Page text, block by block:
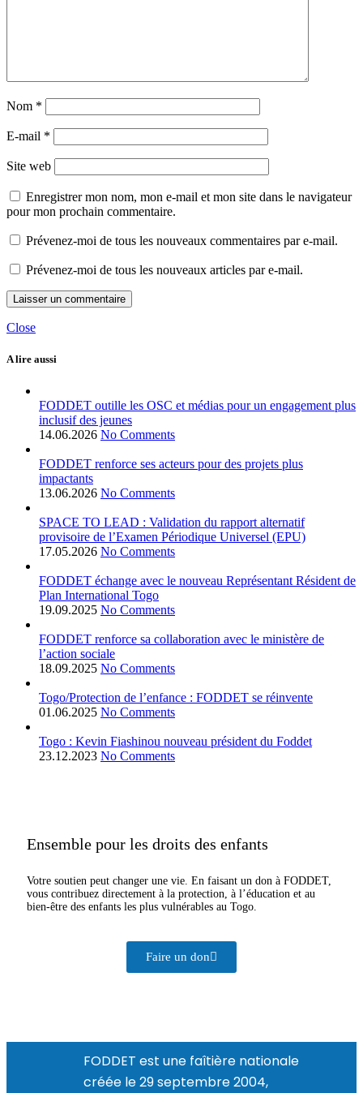
Nom *
E-mail *
Site web
Enregistrer mon nom, mon e-mail et mon site dans le navigateur
pour mon prochain commentaire.
Prévenez-moi de tous les nouveaux commentaires par e-mail.
Prévenez-moi de tous les nouveaux articles par e-mail.
Close
A lire aussi
FODDET outille les OSC et médias pour un engagement plus
inclusif des jeunes
14.06.2026 No Comments
FODDET renforce ses acteurs pour des projets plus
impactants
13.06.2026 No Comments
SPACE TO LEAD : Validation du rapport alternatif
provisoire de l’Examen Périodique Universel (EPU)
17.05.2026 No Comments
FODDET échange avec le nouveau Représentant Résident de
Plan International Togo
19.09.2025 No Comments
FODDET renforce sa collaboration avec le ministère de
l’action sociale
18.09.2025 No Comments
Togo/Protection de l’enfance : FODDET se réinvente
01.06.2025 No Comments
Togo : Kevin Fiashinou nouveau président du Foddet
23.12.2023 No Comments
Ensemble pour les droits des enfants
Votre soutien peut changer une vie. En faisant un don à FODDET,
vous contribuez directement à la protection, à l’éducation et au
bien-être des enfants les plus vulnérables au Togo.
Faire un don
FODDET est une faîtière nationale
créée le 29 septembre 2004,